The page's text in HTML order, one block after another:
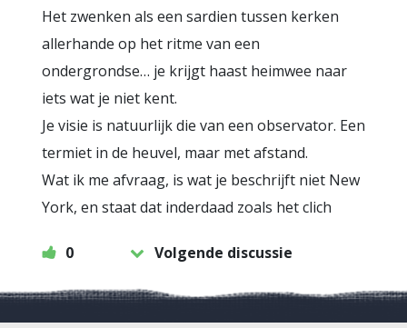
Het zwenken als een sardien tussen kerken
allerhande op het ritme van een
ondergrondse… je krijgt haast heimwee naar
iets wat je niet kent.
Je visie is natuurlijk die van een observator. Een
termiet in de heuvel, maar met afstand.
Wat ik me afvraag, is wat je beschrijft niet New
York, en staat dat inderdaad zoals het clich
0 Volgende discussie